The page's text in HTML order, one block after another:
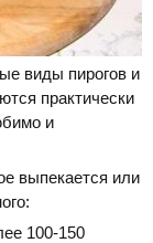
виды пирогов и
практически
и
выпекается или
100-150